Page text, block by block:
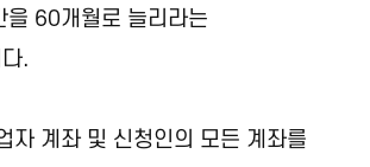
을 60개월로 늘리라는
.
자 계좌 및 신청인의 모든 계좌를